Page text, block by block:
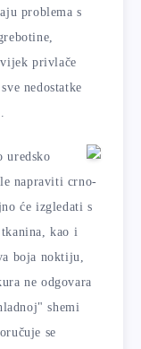
problema s
privlače
nedostatke
uredsko
napraviti crno-
će izgledati s
kao i
boja noktiju,
ne odgovara
shemi
se